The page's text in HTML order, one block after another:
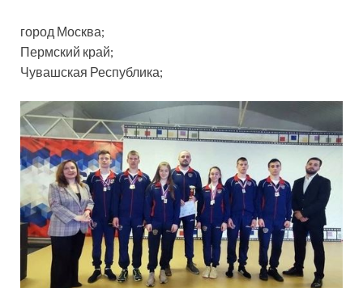
город Москва;
Пермский край;
Чувашская Республика;